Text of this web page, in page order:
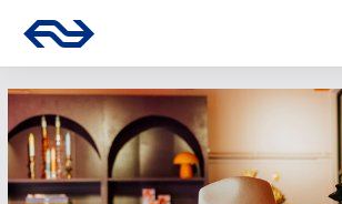
Hoofdnavigatie
Ga naar de homepage van ns.nl